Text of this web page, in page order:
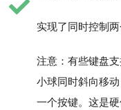
实现了同时控制
注意：有些键盘
小球同时斜向移
一个按键。这是